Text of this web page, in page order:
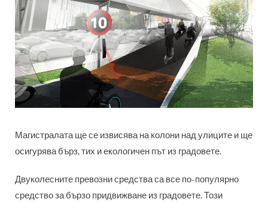
Магистралата ще се извисява на колони над улиците и ще
осигурява бърз, тих и екологичен път из градовете.
Двуколесните превозни средства са все по-популярно
средство за бързо придвижване из градовете. Този